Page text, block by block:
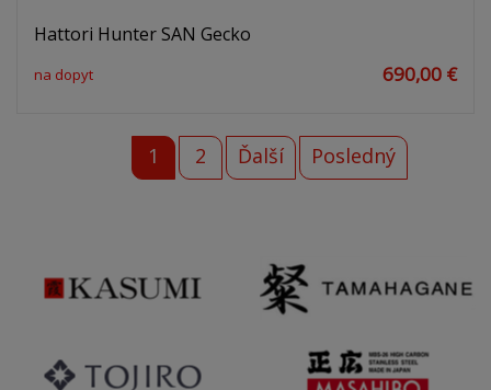
Hattori Hunter SAN Gecko
na dopyt 690,00 €
1 2 Ďalší Posledný